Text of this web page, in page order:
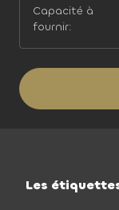
Capacité à
fournir:
Les